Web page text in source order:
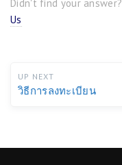
Didn't find your
Us
UP NEXT
วิธีการลงทะเบียน